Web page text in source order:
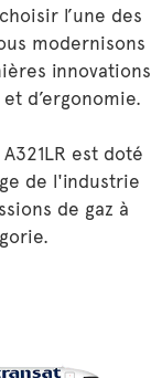
l’une des
modernisons
innovations
d’ergonomie.
est doté
de l'industrie
de gaz à